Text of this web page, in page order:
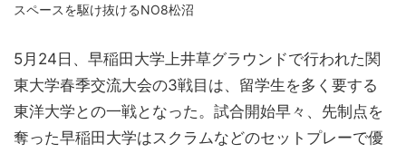
スペースを駆け抜けるNO8松沼
5月24日、早稲田大学上井草グラウンドで行われた関
東大学春季交流大会の3戦目は、留学生を多く要する
東洋大学との一戦となった。試合開始早々、先制点を
奪った早稲田大学はスクラムなどのセットプレーで優